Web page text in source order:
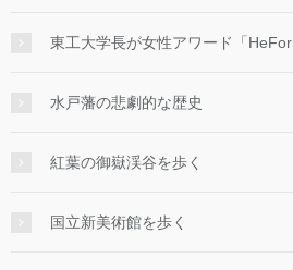
東工大学長が女性アワード「
水戸藩の悲劇的な歴史
紅葉の御嶽渓谷を歩く
国立新美術館を歩く